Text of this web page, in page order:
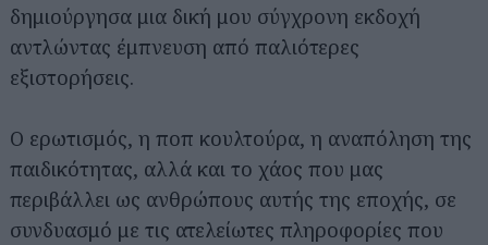
δημιούργησα μια δική μου σύγχρονη εκδοχή
αντλώντας έμπνευση από παλιότερες
εξιστορήσεις.
Ο ερωτισμός, η ποπ κουλτούρα, η αναπόληση της
παιδικότητας, αλλά και το χάος που μας
περιβάλλει ως ανθρώπους αυτής της εποχής, σε
συνδυασμό με τις ατελείωτες πληροφορίες που